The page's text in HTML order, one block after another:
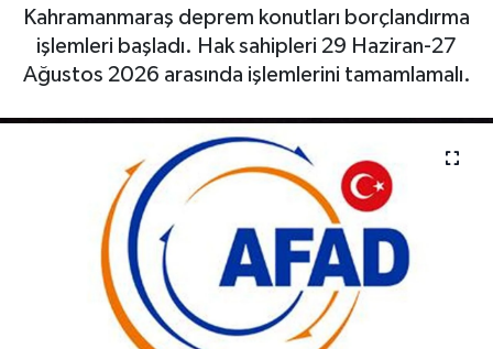
Kahramanmaraş deprem konutları borçlandırma
işlemleri başladı. Hak sahipleri 29 Haziran-27
Ağustos 2026 arasında işlemlerini tamamlamalı.
EKONOMİ
MAGAZİN
SAĞLIK
EĞİTİM
BÖLGE
Tüm Manşetler
Haber Arşivi